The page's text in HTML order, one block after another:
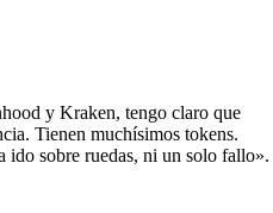
y Kraken, tengo claro que
Tienen muchísimos tokens.
sobre ruedas, ni un solo fallo».